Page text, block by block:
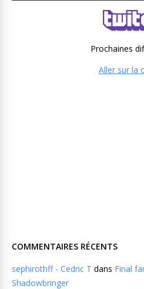
Prochaines
Aller sur la
COMMENTAIRES RÉCENTS
sephirothff - Cedric T dans Final
Shadowbringer